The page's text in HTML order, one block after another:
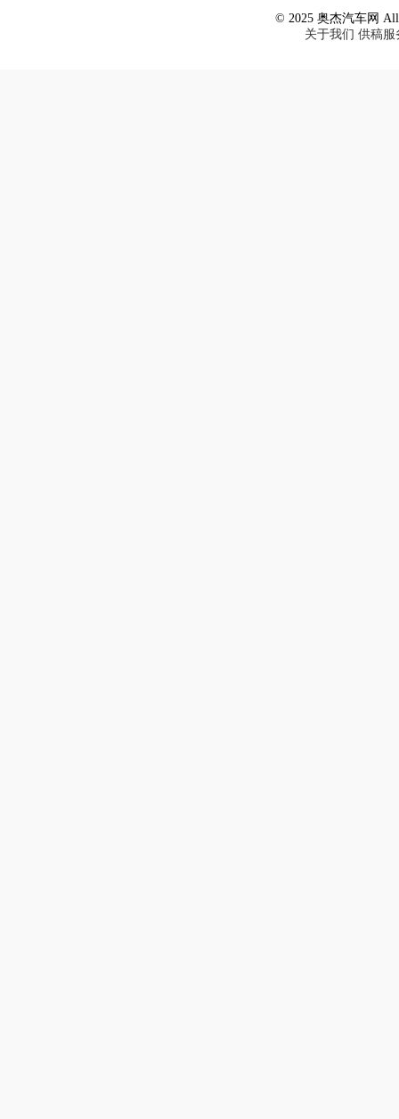
© 2025 奥杰汽车网 All
关于我们 供稿服